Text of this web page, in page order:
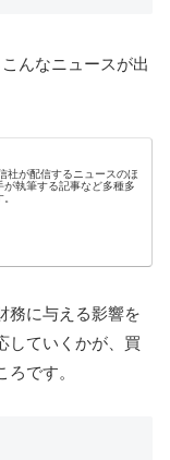
んなニュースが出
社が配信するニュースのほ
執筆する記事など多種多
務に与える影響を
していくかが、買
です。